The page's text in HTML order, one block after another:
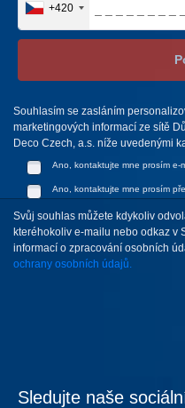
+420
Souhlasím se zasláním
marketingových informací ze sítě
Deco Czech, a.s. níže uvedenými
Ano, kontaktujte mne prosím e-
Ano, kontaktujte mne prosím
Svůj souhlas můžete kdykoliv
kteréhokoliv e-mailu nebo odkaz v
informací o zpracování osobních
ochrany osobních údajů.
Sledujte naše